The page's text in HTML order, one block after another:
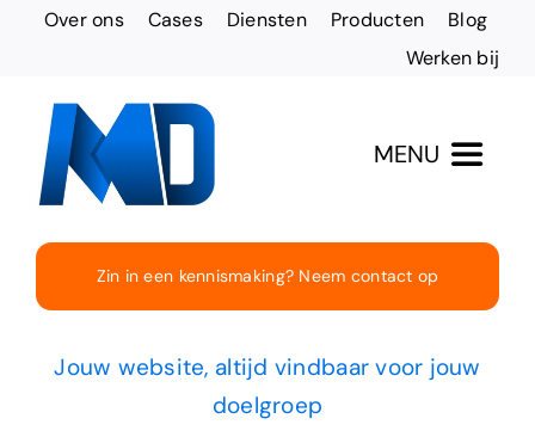
Over ons Cases Diensten Producten
Blog
Werken bij
MENU
Totaaloplossingen
Online vindbaarheid
Zin in een kennismaking? Neem contact op
Jouw website, altijd vindbaar voor jouw
doelgroep